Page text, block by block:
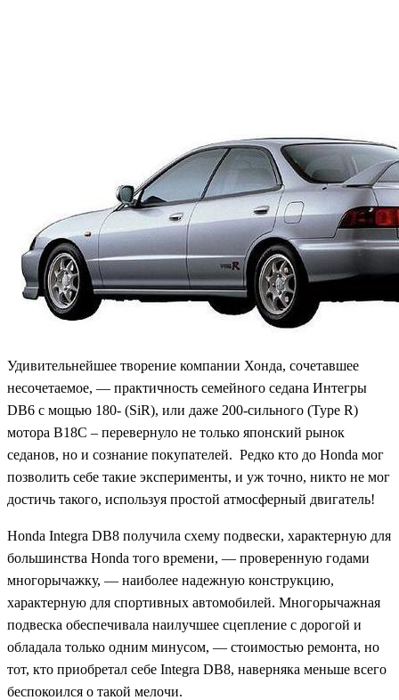
Удивительнейшее творение компании Хонда, сочетавшее
несочетаемое, — практичность семейного седана Интегры
DB6 с мощью 180- (SiR), или даже 200-сильного (Type R)
мотора B18C – перевернуло не только японский рынок
седанов, но и сознание покупателей. Редко кто до Honda мог
позволить себе такие эксперименты, и уж точно, никто не мог
достичь такого, используя простой атмосферный двигатель!
Honda Integra DB8 получила схему подвески, характерную для
большинства Honda того времени, — проверенную годами
многорычажку, — наиболее надежную конструкцию,
характерную для спортивных автомобилей. Многорычажная
подвеска обеспечивала наилучшее сцепление с дорогой и
обладала только одним минусом, — стоимостью ремонта, но
тот, кто приобретал себе Integra DB8, наверняка меньше всего
беспокоился о такой мелочи.